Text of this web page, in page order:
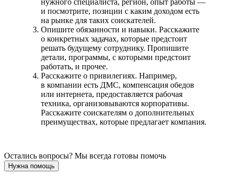
нужного специалиста, регион, опыт работы —
и посмотрите, позиции с каким доходом есть
на рынке для таких соискателей.
Опишите обязанности и навыки. Расскажите
о конкретных задачах, которые предстоит
решать будущему сотруднику. Пропишите
детали, программы, с которыми предстоит
работать, и прочее.
Расскажите о привилегиях. Например,
в компании есть ДМС, компенсация обедов
или интернета, предоставляется рабочая
техника, организовываются корпоративы.
Расскажите соискателям о дополнительных
преимуществах, которые предлагает компания.
Остались вопросы? Мы всегда готовы помочь
Нужна помощь